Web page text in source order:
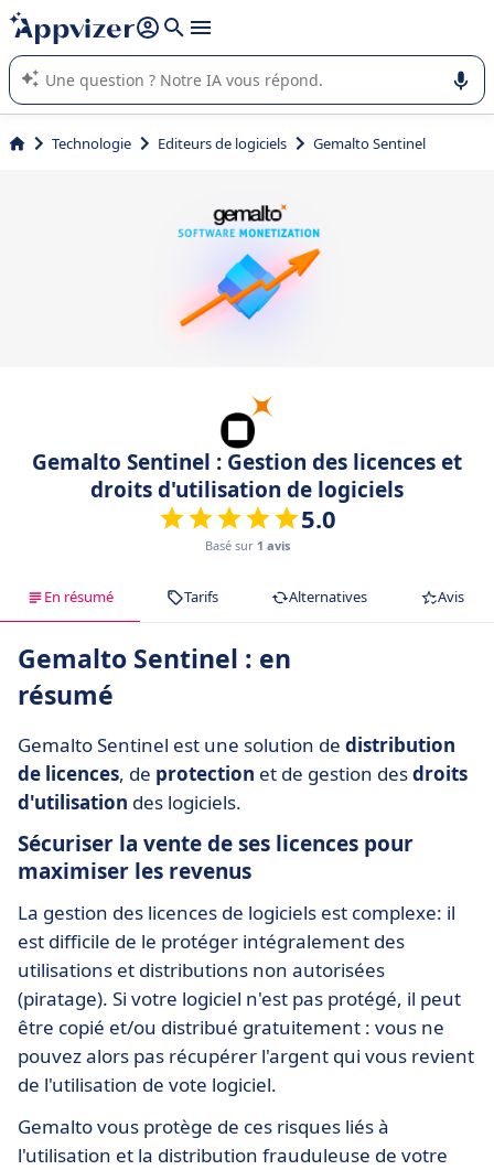
répondre (plusieurs lignes avec
L'IA de Appvizer vous guide dans l'utilisation ou la sélection de
logiciel SaaS en entreprise.
Technologie Editeurs de logiciels Gemalto Sentinel
Gemalto Sentinel : Gestion des licences et
droits d'utilisation de logiciels
5.0
Basé sur 1 avis
En résumé Tarifs Alternatives Avis
Gemalto Sentinel : en
résumé
Gemalto Sentinel est une solution de distribution
de licences, de protection et de gestion desdroits
d'utilisation des logiciels.
Sécuriser la vente de ses licences pour
maximiser les revenus
La gestion des licences de logiciels est complexe: il
est difficile de le protéger intégralement des
utilisations et distributions non autorisées
(piratage). Si votre logiciel n'est pas protégé, il peut
être copié et/ou distribué gratuitement : vous ne
pouvez alors pas récupérer l'argent qui vous revient
de l'utilisation de vote logiciel.
Gemalto vous protège de ces risques liés à
l'utilisation et la distribution frauduleuse de votre